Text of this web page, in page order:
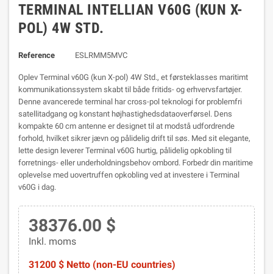
TERMINAL INTELLIAN V60G (KUN X-
POL) 4W STD.
Reference ESLRMM5MVC
Oplev Terminal v60G (kun X-pol) 4W Std., et førsteklasses maritimt
kommunikationssystem skabt til både fritids- og erhvervsfartøjer.
Denne avancerede terminal har cross-pol teknologi for problemfri
satellitadgang og konstant højhastighedsdataoverførsel. Dens
kompakte 60 cm antenne er designet til at modstå udfordrende
forhold, hvilket sikrer jævn og pålidelig drift til søs. Med sit elegante,
lette design leverer Terminal v60G hurtig, pålidelig opkobling til
forretnings- eller underholdningsbehov ombord. Forbedr din maritime
oplevelse med uovertruffen opkobling ved at investere i Terminal
v60G i dag.
38376.00 $
Inkl. moms
31200 $ Netto (non-EU countries)